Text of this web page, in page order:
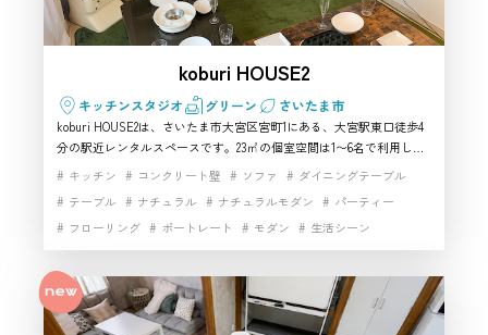
koburi HOUSE2
キッチンスタジオ グリーン さいたま市
koburi HOUSE2は、さいたま市大宮区宮町1にある、大宮駅東口徒歩4
分の駅近レンタルスペースです。23㎡の個室空間は1〜6名で利用しや
すく、カフェ風・ナチュラル・アンティーク調の雰囲気を活かしたハ
ウススタジオとして使えます。Wi-Fiやテレビ、鏡、電源を備え、
YouTube撮影、コスプレ撮影、ライブ配信などの撮影スタジオ利用に
も対応。さいたま市で少人数向けのハウススタジオや撮影スタジオを
探す方におすすめです。 さいたま市のハウススタジオ・レンタルスタ
ジオです
キッチン コンクリート壁 ソファ
ダイニングテーブル
テーブル
ナチュラル ナチュラルモダン
パーティー
フローリング
ポートレート モダン
生活シーン
白基調インテリア
白壁 自然光 開放感
駅近
高速インターネット